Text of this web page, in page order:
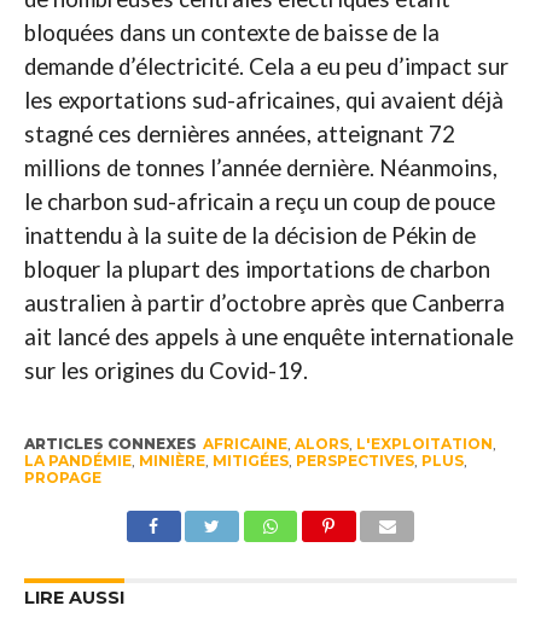
bloquées dans un contexte de baisse de la
demande d’électricité. Cela a eu peu d’impact sur
les exportations sud-africaines, qui avaient déjà
stagné ces dernières années, atteignant 72
millions de tonnes l’année dernière. Néanmoins,
le charbon sud-africain a reçu un coup de pouce
inattendu à la suite de la décision de Pékin de
bloquer la plupart des importations de charbon
australien à partir d’octobre après que Canberra
ait lancé des appels à une enquête internationale
sur les origines du Covid-19.
ARTICLES CONNEXES AFRICAINE, ALORS, L'EXPLOITATION,
LA PANDÉMIE, MINIÈRE, MITIGÉES, PERSPECTIVES, PLUS,
PROPAGE
LIRE AUSSI